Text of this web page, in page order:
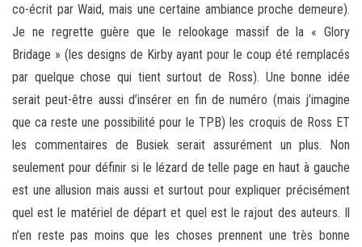
co-écrit par Waid, mais une certaine ambiance proche demeure).
Je ne regrette guère que le relookage massif de la « Glory
Bridage » (les designs de Kirby ayant pour le coup été remplacés
par quelque chose qui tient surtout de Ross). Une bonne idée
serait peut-être aussi d’insérer en fin de numéro (mais j’imagine
que ca reste une possibilité pour le TPB) les croquis de Ross ET
les commentaires de Busiek serait assurément un plus. Non
seulement pour définir si le lézard de telle page en haut à gauche
est une allusion mais aussi et surtout pour expliquer précisément
quel est le matériel de départ et quel est le rajout des auteurs. Il
n’en reste pas moins que les choses prennent une très bonne